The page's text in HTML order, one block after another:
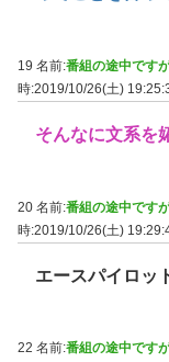
19 名前:番組の途中です
時:2019/10/26(土)
そんなに文系を
20 名前:番組の途中です
時:2019/10/26(土)
エースパイロッ
22 名前:番組の途中です